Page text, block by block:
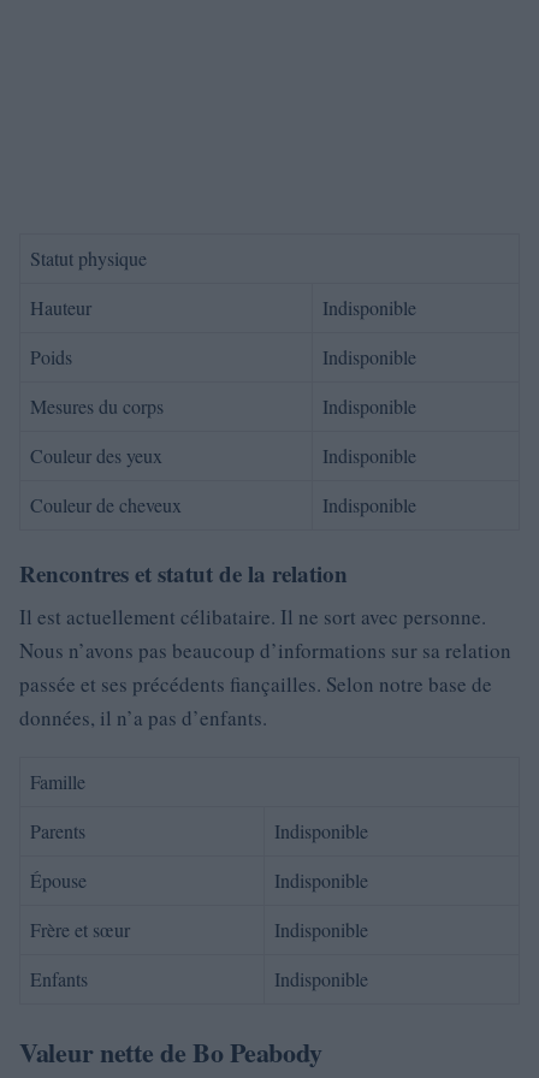
Statut physique
Hauteur
Indisponible
Poids
Indisponible
Mesures du corps
Indisponible
Couleur des yeux
Indisponible
Couleur de cheveux
Indisponible
Rencontres et statut de la relation
Il est actuellement célibataire. Il ne sort avec personne.
Nous n’avons pas beaucoup d’informations sur sa relation
passée et ses précédents fiançailles. Selon notre base de
données, il n’a pas d’enfants.
Famille
Parents
Indisponible
Épouse
Indisponible
Frère et sœur
Indisponible
Enfants
Indisponible
Valeur nette de Bo Peabody